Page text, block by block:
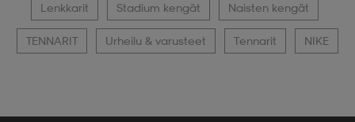
Lenkkarit Stadium kengät Naisten kengät
TENNARIT Urheilu & varusteet Tennarit NIKE